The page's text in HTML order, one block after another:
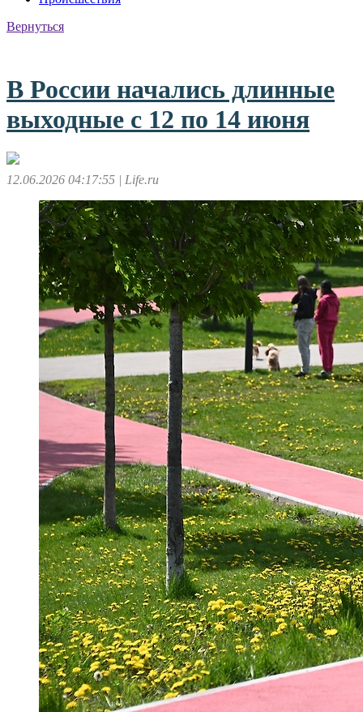
Вернуться
В России начались длинные
выходные с 12 по 14 июня
12.06.2026 04:17:55 | Life.ru